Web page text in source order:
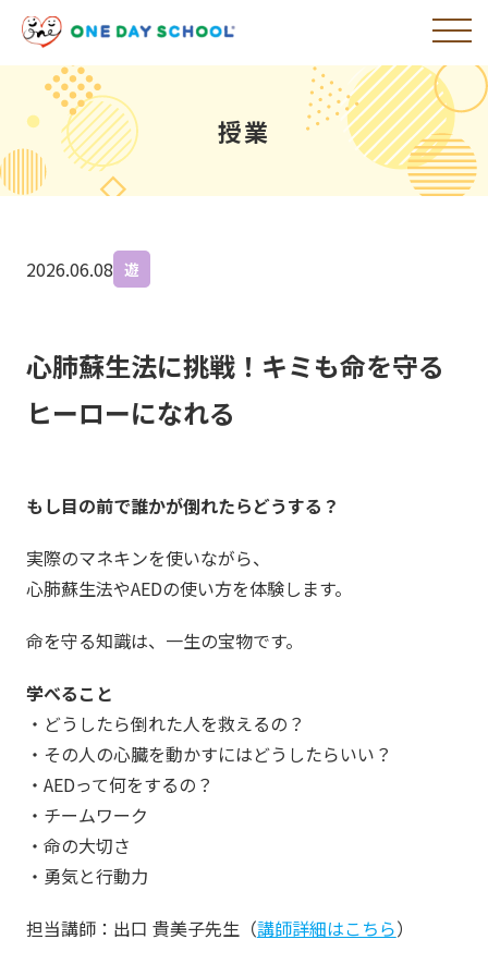
授業
2026.06.08 遊
心肺蘇生法に挑戦！キミも命を守る
ヒーローになれる
もし目の前で誰かが倒れたらどうする？
実際のマネキンを使いながら、
心肺蘇生法やAEDの使い方を体験します。
命を守る知識は、一生の宝物です。
学べること
・どうしたら倒れた人を救えるの？
・その人の心臓を動かすにはどうしたらいい？
・AEDって何をするの？
・チームワーク
・命の大切さ
・勇気と行動力
担当講師：出口 貴美子先生（講師詳細はこちら）